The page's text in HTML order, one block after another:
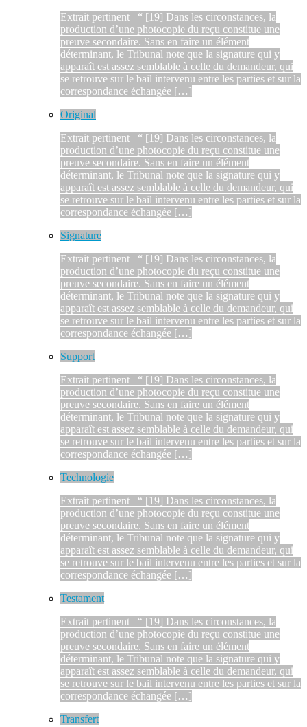
Extrait pertinent “ [19] Dans les circonstances, la
production d’une photocopie du reçu constitue une
preuve secondaire. Sans en faire un élément
déterminant, le Tribunal note que la signature qui y
apparaît est assez semblable à celle du demandeur, qui
se retrouve sur le bail intervenu entre les parties et sur la
correspondance échangée […]
Original
Extrait pertinent “ [19] Dans les circonstances, la
production d’une photocopie du reçu constitue une
preuve secondaire. Sans en faire un élément
déterminant, le Tribunal note que la signature qui y
apparaît est assez semblable à celle du demandeur, qui
se retrouve sur le bail intervenu entre les parties et sur la
correspondance échangée […]
Signature
Extrait pertinent “ [19] Dans les circonstances, la
production d’une photocopie du reçu constitue une
preuve secondaire. Sans en faire un élément
déterminant, le Tribunal note que la signature qui y
apparaît est assez semblable à celle du demandeur, qui
se retrouve sur le bail intervenu entre les parties et sur la
correspondance échangée […]
Support
Extrait pertinent “ [19] Dans les circonstances, la
production d’une photocopie du reçu constitue une
preuve secondaire. Sans en faire un élément
déterminant, le Tribunal note que la signature qui y
apparaît est assez semblable à celle du demandeur, qui
se retrouve sur le bail intervenu entre les parties et sur la
correspondance échangée […]
Technologie
Extrait pertinent “ [19] Dans les circonstances, la
production d’une photocopie du reçu constitue une
preuve secondaire. Sans en faire un élément
déterminant, le Tribunal note que la signature qui y
apparaît est assez semblable à celle du demandeur, qui
se retrouve sur le bail intervenu entre les parties et sur la
correspondance échangée […]
Testament
Extrait pertinent “ [19] Dans les circonstances, la
production d’une photocopie du reçu constitue une
preuve secondaire. Sans en faire un élément
déterminant, le Tribunal note que la signature qui y
apparaît est assez semblable à celle du demandeur, qui
se retrouve sur le bail intervenu entre les parties et sur la
correspondance échangée […]
Transfert